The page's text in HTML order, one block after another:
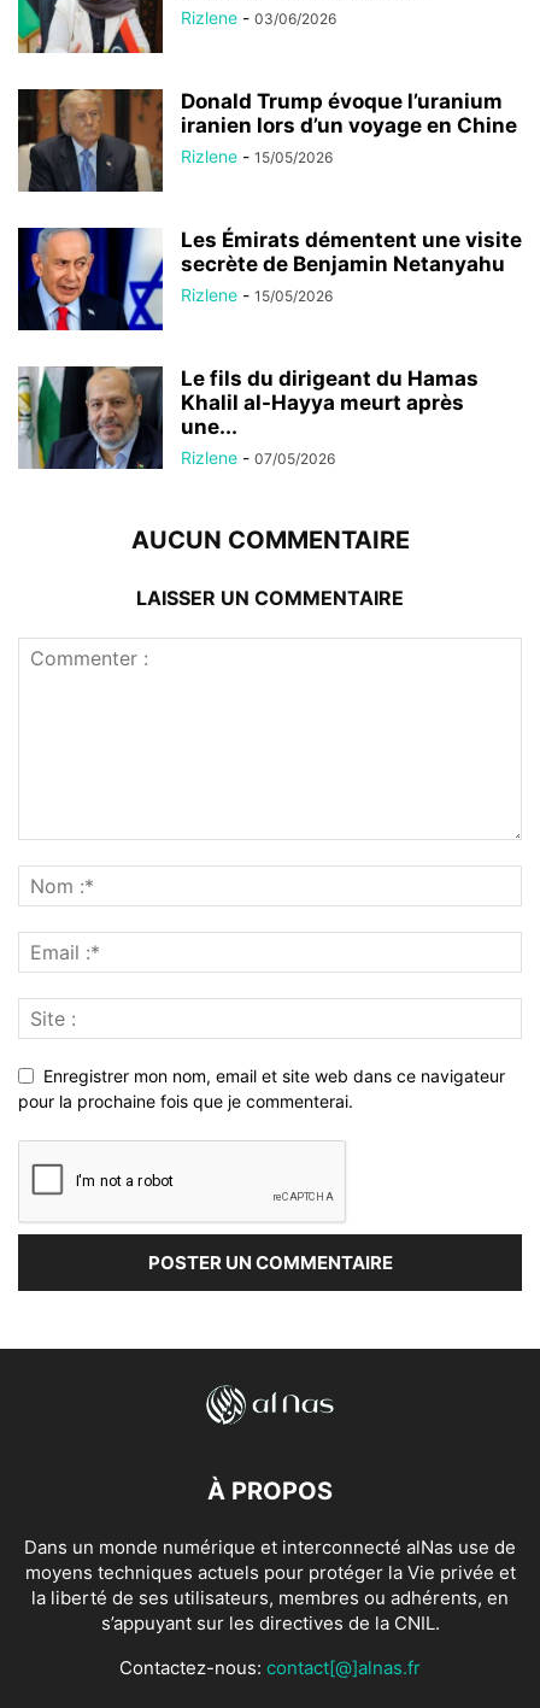
Rizlene - 03/06/2026
Donald Trump évoque l’uranium
iranien lors d’un voyage en Chine
Rizlene - 15/05/2026
Les Émirats démentent une visite
secrète de Benjamin Netanyahu
Rizlene - 15/05/2026
Le fils du dirigeant du Hamas
Khalil al-Hayya meurt après
une...
Rizlene - 07/05/2026
AUCUN COMMENTAIRE
LAISSER UN COMMENTAIRE
Enregistrer mon nom, email et site web dans ce navigateur
pour la prochaine fois que je commenterai.
À PROPOS
Dans un monde numérique et interconnecté alNas use de
moyens techniques actuels pour protéger la Vie privée et
la liberté de ses utilisateurs, membres ou adhérents, en
s’appuyant sur les directives de la CNIL.
Contactez-nous: contact[@]alnas.fr